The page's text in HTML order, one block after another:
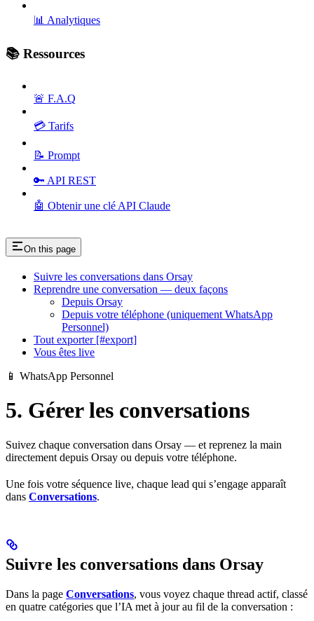
📊 Analytiques
📚 Ressources
🚨 F.A.Q
💳 Tarifs
📝 Prompt
🔑 API REST
🤖 Obtenir une clé API Claude
On this page
Suivre les conversations dans Orsay
Reprendre une conversation — deux façons
Depuis Orsay
Depuis votre téléphone (uniquement WhatsApp
Personnel)
Tout exporter [#export]
Vous êtes live
📱 WhatsApp Personnel
5. Gérer les conversations
Suivez chaque conversation dans Orsay — et reprenez la main
directement depuis Orsay ou depuis votre téléphone.
Une fois votre séquence live, chaque lead qui s’engage apparaît
dans Conversations.
Suivre les conversations dans Orsay
Dans la page Conversations, vous voyez chaque thread actif, classé
en quatre catégories que l’IA met à jour au fil de la conversation :